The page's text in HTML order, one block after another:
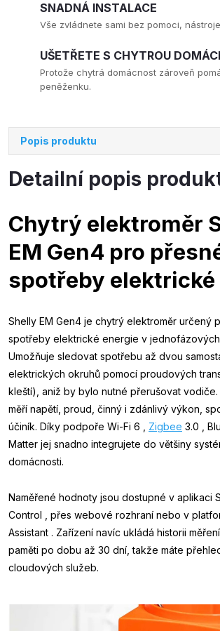
SNADNÁ INSTALACE
Vše zvládnete sami bez pomoci,
UŠETŘETE S CHYTROU
Protože chytrá domácnost zároveň
peněženku.
Popis produktu
Detailní popis
Chytrý elektroměr
EM Gen4 pro
spotřeby elektrické
Shelly EM Gen4 je chytrý elektroměr určený
spotřeby elektrické energie v jednofázových
Umožňuje sledovat spotřebu až dvou
elektrických okruhů pomocí proudových
kleští), aniž by bylo nutné přerušovat vodiče.
měří napětí, proud, činný i zdánlivý výkon,
účiník. Díky podpoře Wi-Fi 6 , Zigbee 3.0 ,
Matter jej snadno integrujete do většiny
domácnosti.
Naměřené hodnoty jsou dostupné v aplikaci
Control , přes webové rozhraní nebo v
Assistant . Zařízení navíc ukládá historii
paměti po dobu až 30 dní, takže máte
cloudových služeb.